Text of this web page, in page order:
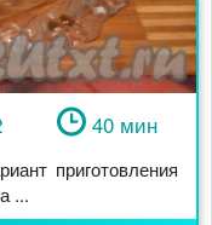
40 мин
приготовления
...